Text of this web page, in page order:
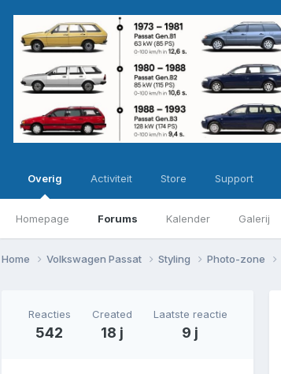
Overig
Homepage Forums Kalender Galerij
Activiteit Store Support
Home Volkswagen Passat Styling Photo-zone
Reacties
542
Created
18 j
Laatste reactie
9 j